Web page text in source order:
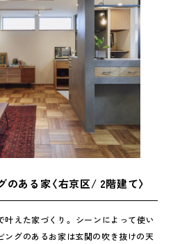
のある家〈右京区/ 2階建て〉
叶えた家づくり。 シーンによって使い
ングのあるお家は玄関の吹き抜けの天